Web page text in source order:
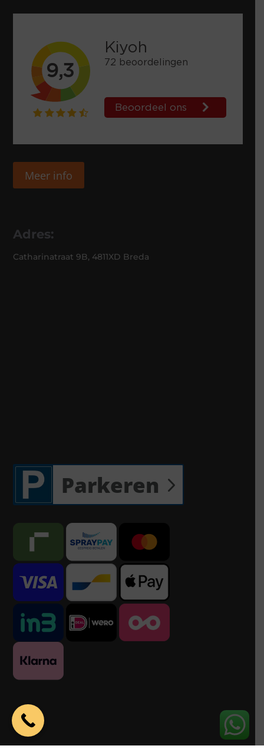
Meer info
Adres:
Catharinatraat 9B, 4811XD Breda
Parkeren